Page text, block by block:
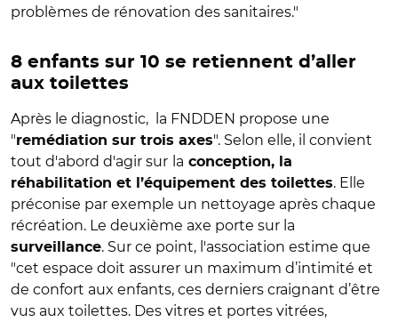
problèmes de rénovation des sanitaires."
8 enfants sur 10 se retiennent d’aller
aux toilettes
Après le diagnostic, la FNDDEN propose une
"remédiation sur trois axes". Selon elle, il convient
tout d'abord d'agir sur la conception, la
réhabilitation et l’équipement des toilettes. Elle
préconise par exemple un nettoyage après chaque
récréation. Le deuxième axe porte sur la
surveillance. Sur ce point, l'association estime que
"cet espace doit assurer un maximum d’intimité et
de confort aux enfants, ces derniers craignant d’être
vus aux toilettes. Des vitres et portes vitrées,